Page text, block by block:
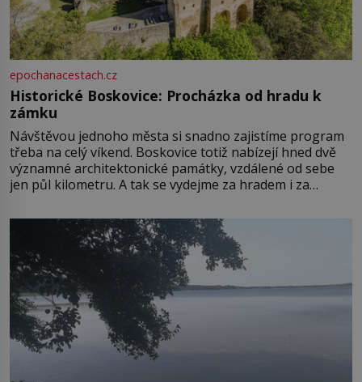
epochanacestach.cz
Historické Boskovice: Procházka od hradu k
zámku
Návštěvou jednoho města si snadno zajistíme program
třeba na celý víkend. Boskovice totiž nabízejí hned dvě
významné architektonické památky, vzdálené od sebe
jen půl kilometru. A tak se vydejme za hradem i za
Boskovice na okraji Drahanské vrchoviny vznikla někdy
ve13. století, a už v roce 1313 kronikáři zaznamenali